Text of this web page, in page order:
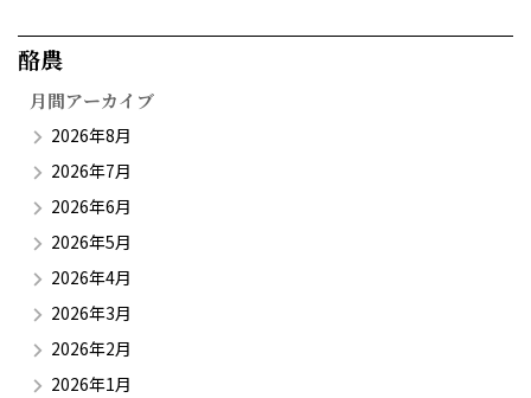
酪農​
月間アーカイブ
2026年8月
2026年7月
2026年6月
2026年5月
2026年4月
2026年3月
2026年2月
2026年1月